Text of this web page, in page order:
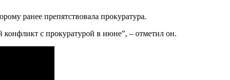
ранее препятствовала прокуратура.
конфликт с прокуратурой в июне”, – отметил он.